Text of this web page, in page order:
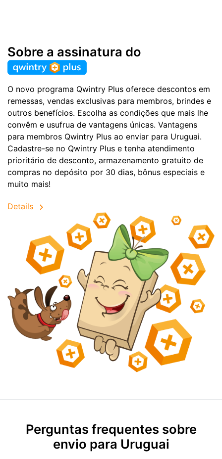
Sobre a assinatura do
O novo programa Qwintry Plus oferece descontos em
remessas, vendas exclusivas para membros, brindes e
outros benefícios. Escolha as condições que mais lhe
convêm e usufrua de vantagens únicas. Vantagens
para membros Qwintry Plus ao enviar para Uruguai.
Cadastre-se no Qwintry Plus e tenha atendimento
prioritário de desconto, armazenamento gratuito de
compras no depósito por 30 dias, bônus especiais e
muito mais!
Details
Perguntas frequentes sobre
envio para Uruguai